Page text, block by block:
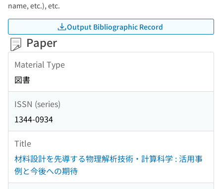
name, etc.), etc.
Output Bibliographic Record
Paper
Material Type
図書
ISSN (series)
1344-0934
Title
材料設計を先導する物理解析技術・計算科学 : 活用事
例と今後への期待